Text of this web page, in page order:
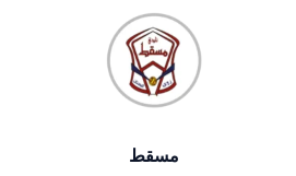
مسقط